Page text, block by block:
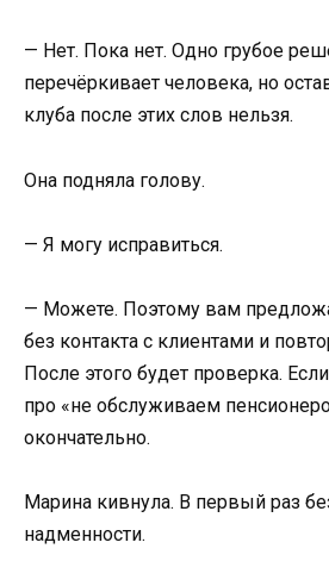
— Нет. Пока нет. Одно грубое
перечёркивает человека, но
клуба после этих слов нельзя.
Она подняла голову.
— Я могу исправиться.
— Можете. Поэтому вам
без контакта с клиентами и
После этого будет проверка.
про «не обслуживаем
окончательно.
Марина кивнула. В первый раз
надменности.